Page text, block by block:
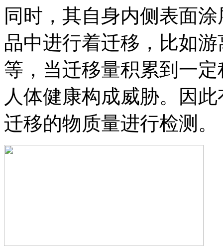
同时，其自身内侧表面
品中进行着迁移，比如
等，当迁移量积累到一
人体健康构成威胁。因
迁移的物质量进行检测。